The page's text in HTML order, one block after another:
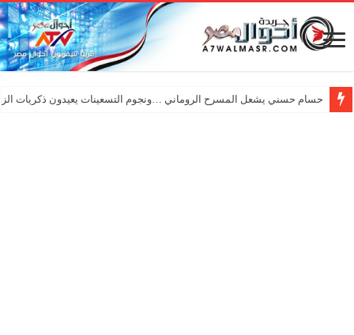
حسام حسني يشعل المسرح الروماني …ونجوم التسعينات يعيدون ذكريات